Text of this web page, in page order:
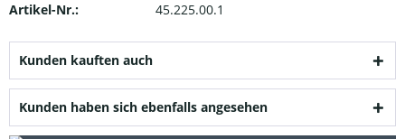
Artikel-Nr.: 45.225.00.1
Kunden kauften auch
Kunden haben sich ebenfalls angesehen